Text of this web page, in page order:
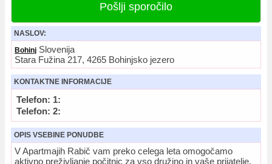
Pošlji sporočilo
NASLOV:
Bohinj Slovenija
Stara Fužina 217, 4265 Bohinjsko jezero
KONTAKTNE INFORMACIJE
Telefon: 1:
Telefon: 2:
OPIS VSEBINE PONUDBE
V Apartmajih Rabič vam preko celega leta omogočamo
aktivno preživljanje počitnic za vso družino in vaše prijatelje.